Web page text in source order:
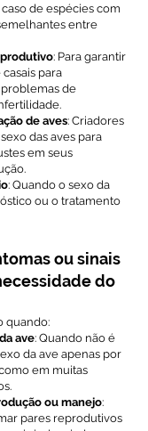
de espécies com
entre
: Para garantir
para
de
de aves: Criadores
das aves para
em seus
: Quando o sexo da
ou o tratamento
ou sinais
do
quando:
ave: Quando não é
da ave apenas por
em muitas
ou manejo:
pares reprodutivos